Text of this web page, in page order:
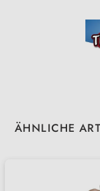
Produktgalerie
ÄHNLICHE